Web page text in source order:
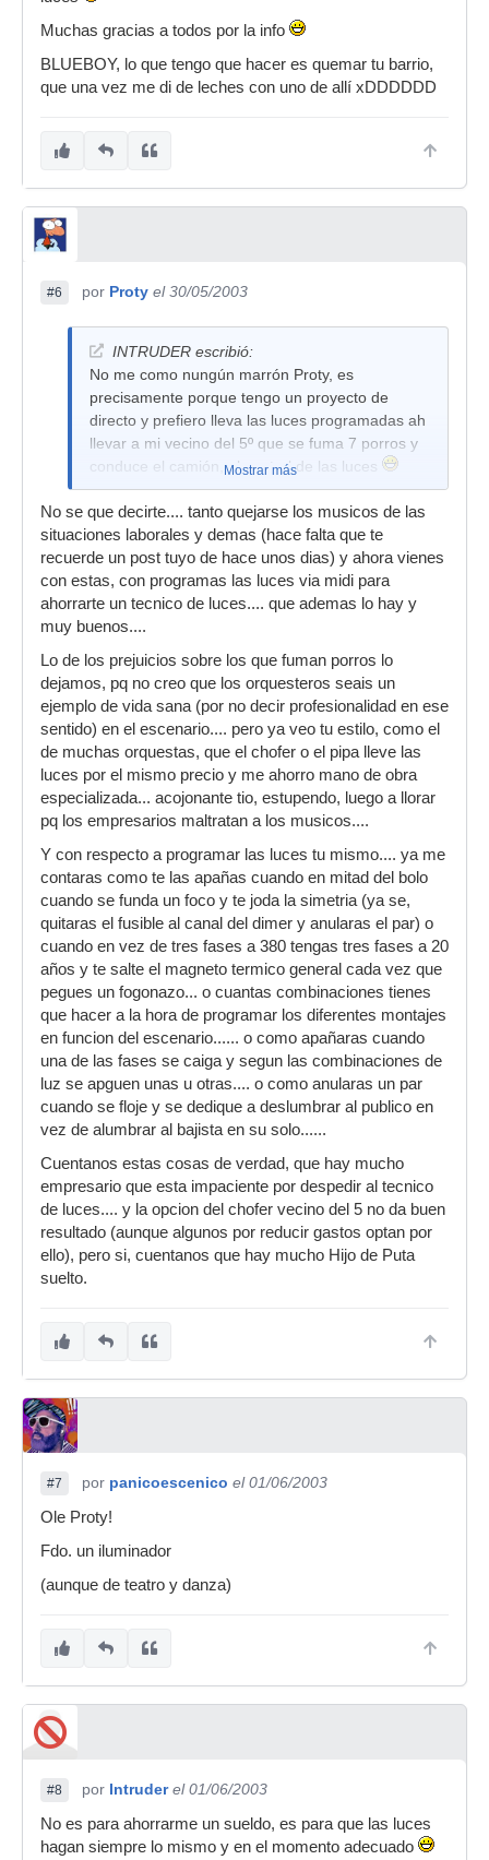
Muchas gracias a todos por la info
BLUEBOY, lo que tengo que hacer es quemar tu barrio,
que una vez me di de leches con uno de allí xDDDDDD
#6 por Proty el 30/05/2003
INTRUDER escribió:
No me como nungún marrón Proty, es
precisamente porque tengo un proyecto de
directo y prefiero lleva las luces programadas ah
llevar a mi vecino del 5º que se fuma 7 porros y
conduce el camión, al control de las luces
BLUEBOY, lo que tengo que hacer es quemar tu
barrio, que una vez me di de leches con uno de
allí xDDDDDD
Mostrar más
No se que decirte.... tanto quejarse los musicos de las
situaciones laborales y demas (hace falta que te
recuerde un post tuyo de hace unos dias) y ahora vienes
con estas, con programas las luces via midi para
ahorrarte un tecnico de luces.... que ademas lo hay y
muy buenos....
Lo de los prejuicios sobre los que fuman porros lo
dejamos, pq no creo que los orquesteros seais un
ejemplo de vida sana (por no decir profesionalidad en ese
sentido) en el escenario.... pero ya veo tu estilo, como el
de muchas orquestas, que el chofer o el pipa lleve las
luces por el mismo precio y me ahorro mano de obra
especializada... acojonante tio, estupendo, luego a llorar
pq los empresarios maltratan a los musicos....
Y con respecto a programar las luces tu mismo.... ya me
contaras como te las apañas cuando en mitad del bolo
cuando se funda un foco y te joda la simetria (ya se,
quitaras el fusible al canal del dimer y anularas el par) o
cuando en vez de tres fases a 380 tengas tres fases a 20
años y te salte el magneto termico general cada vez que
pegues un fogonazo... o cuantas combinaciones tienes
que hacer a la hora de programar los diferentes montajes
en funcion del escenario...... o como apañaras cuando
una de las fases se caiga y segun las combinaciones de
luz se apguen unas u otras.... o como anularas un par
cuando se floje y se dedique a deslumbrar al publico en
vez de alumbrar al bajista en su solo......
Cuentanos estas cosas de verdad, que hay mucho
empresario que esta impaciente por despedir al tecnico
de luces.... y la opcion del chofer vecino del 5 no da buen
resultado (aunque algunos por reducir gastos optan por
ello), pero si, cuentanos que hay mucho Hijo de Puta
suelto.
#7 por panicoescenico el 01/06/2003
Ole Proty!
Fdo. un iluminador
(aunque de teatro y danza)
#8 por Intruder el 01/06/2003
No es para ahorrarme un sueldo, es para que las luces
hagan siempre lo mismo y en el momento adecuado